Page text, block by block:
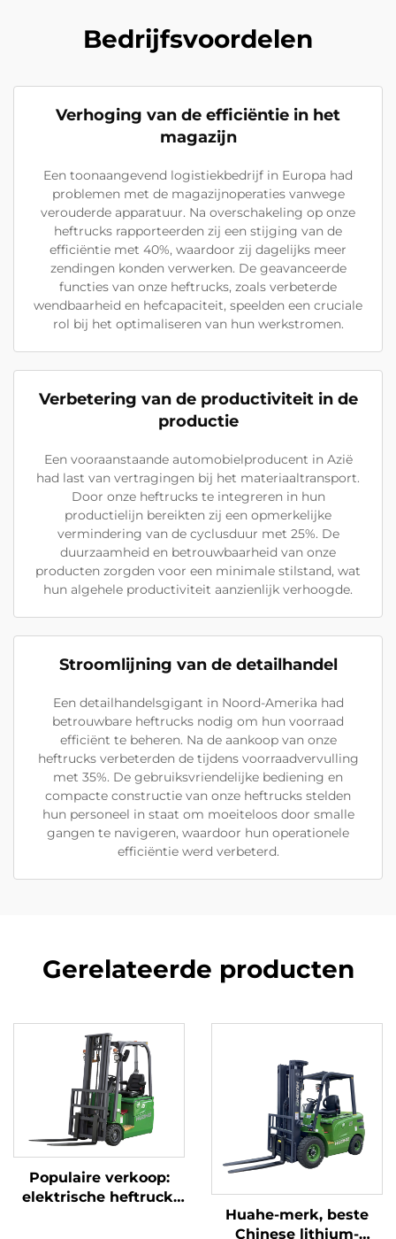
Bedrijfsvoordelen
Verhoging van de efficiëntie in het
magazijn
Een toonaangevend logistiekbedrijf in Europa had
problemen met de magazijnoperaties vanwege
verouderde apparatuur. Na overschakeling op onze
heftrucks rapporteerden zij een stijging van de
efficiëntie met 40%, waardoor zij dagelijks meer
zendingen konden verwerken. De geavanceerde
functies van onze heftrucks, zoals verbeterde
wendbaarheid en hefcapaciteit, speelden een cruciale
rol bij het optimaliseren van hun werkstromen.
Verbetering van de productiviteit in de
productie
Een vooraanstaande automobielproducent in Azië
had last van vertragingen bij het materiaaltransport.
Door onze heftrucks te integreren in hun
productielijn bereikten zij een opmerkelijke
vermindering van de cyclusduur met 25%. De
duurzaamheid en betrouwbaarheid van onze
producten zorgden voor een minimale stilstand, wat
hun algehele productiviteit aanzienlijk verhoogde.
Stroomlijning van de detailhandel
Een detailhandelsgigant in Noord-Amerika had
betrouwbare heftrucks nodig om hun voorraad
efficiënt te beheren. Na de aankoop van onze
heftrucks verbeterden de tijdens voorraadvervulling
met 35%. De gebruiksvriendelijke bediening en
compacte constructie van onze heftrucks stelden
hun personeel in staat om moeiteloos door smalle
gangen te navigeren, waardoor hun operationele
efficiëntie werd verbeterd.
Gerelateerde producten
Populaire verkoop:
elektrische heftruck,
Huahe-merk, beste
Chinese lithium-